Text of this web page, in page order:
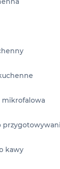
mikrofalowa
kawy